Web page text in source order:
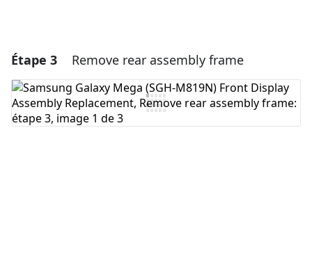
Étape 3 Remove rear assembly frame